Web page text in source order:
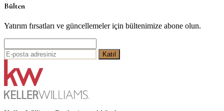
Bülten
Yatırım fırsatları ve güncellemeler için bültenimize abone olun.
Katıl